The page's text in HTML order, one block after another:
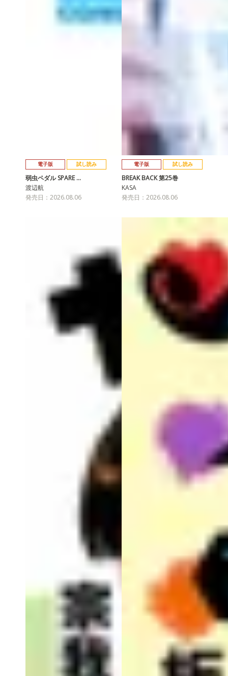
電子版 試し読み
弱虫ペダル SPARE …
渡辺航
発売日：2026.08.06
電子版 試し読み
BREAK BACK 第25巻
KASA
発売日：2026.08.06